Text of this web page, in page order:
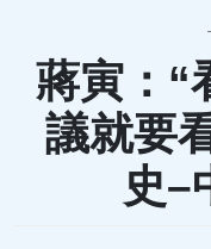
蔣寅：“
議就要
史–